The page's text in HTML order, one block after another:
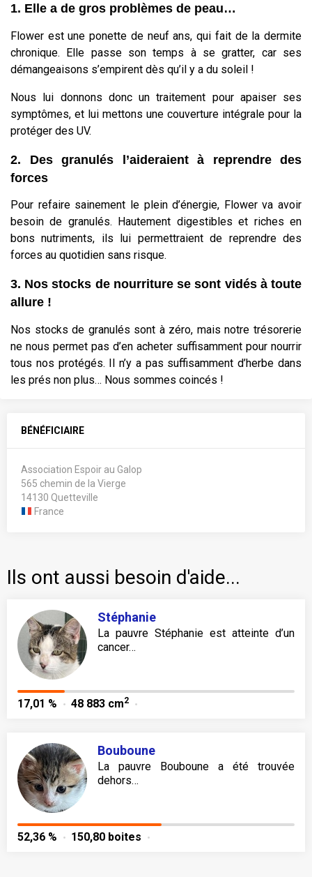
1. Elle a de gros problèmes de peau…
Flower est une ponette de neuf ans, qui fait de la dermite
chronique. Elle passe son temps à se gratter, car ses
démangeaisons s’empirent dès qu’il y a du soleil !
Nous lui donnons donc un traitement pour apaiser ses
symptômes, et lui mettons une couverture intégrale pour la
protéger des UV.
2. Des granulés l’aideraient à reprendre des
forces
Pour refaire sainement le plein d’énergie, Flower va avoir
besoin de granulés. Hautement digestibles et riches en
bons nutriments, ils lui permettraient de reprendre des
forces au quotidien sans risque.
3. Nos stocks de nourriture se sont vidés à toute
allure !
Nos stocks de granulés sont à zéro, mais notre trésorerie
ne nous permet pas d’en acheter suffisamment pour nourrir
tous nos protégés. Il n’y a pas suffisamment d’herbe dans
les prés non plus… Nous sommes coincés !
BÉNÉFICIAIRE
Association Espoir au Galop
565 chemin de la Vierge
14130 Quetteville
France
Ils ont aussi besoin d'aide...
Stéphanie
La pauvre Stéphanie est atteinte d’un
cancer…
17,01 % 48 883 cm2
Bouboune
La pauvre Bouboune a été trouvée
dehors…
52,36 % 150,80 boites